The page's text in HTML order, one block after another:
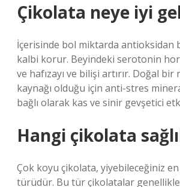
Çikolata neye iyi
İçerisinde bol miktarda antioksidan
kalbi korur. Beyindeki serotonin
ve hafızayı ve bilişi artırır. Doğal bir
kaynağı olduğu için anti-stres
bağlı olarak kas ve sinir gevşetici
Hangi çikolata
Çok koyu çikolata, yiyebileceğiniz en
türüdür. Bu tür çikolatalar